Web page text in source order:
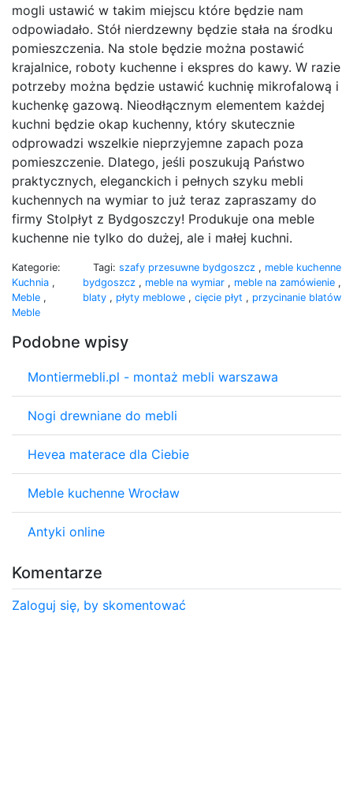
mogli ustawić w takim miejscu które będzie nam
odpowiadało. Stół nierdzewny będzie stała na środku
pomieszczenia. Na stole będzie można postawić
krajalnice, roboty kuchenne i ekspres do kawy. W razie
potrzeby można będzie ustawić kuchnię mikrofalową i
kuchenkę gazową. Nieodłącznym elementem każdej
kuchni będzie okap kuchenny, który skutecznie
odprowadzi wszelkie nieprzyjemne zapach poza
pomieszczenie. Dlatego, jeśli poszukują Państwo
praktycznych, eleganckich i pełnych szyku mebli
kuchennych na wymiar to już teraz zapraszamy do
firmy Stolpłyt z Bydgoszczy! Produkuje ona meble
kuchenne nie tylko do dużej, ale i małej kuchni.
Kategorie:
Kuchnia ,
Meble ,
Meble
Tagi: szafy przesuwne bydgoszcz , meble kuchenne
bydgoszcz , meble na wymiar , meble na zamówienie ,
blaty , płyty meblowe , cięcie płyt , przycinanie blatów
Podobne wpisy
Montiermebli.pl - montaż mebli warszawa
Nogi drewniane do mebli
Hevea materace dla Ciebie
Meble kuchenne Wrocław
Antyki online
Komentarze
Zaloguj się, by skomentować